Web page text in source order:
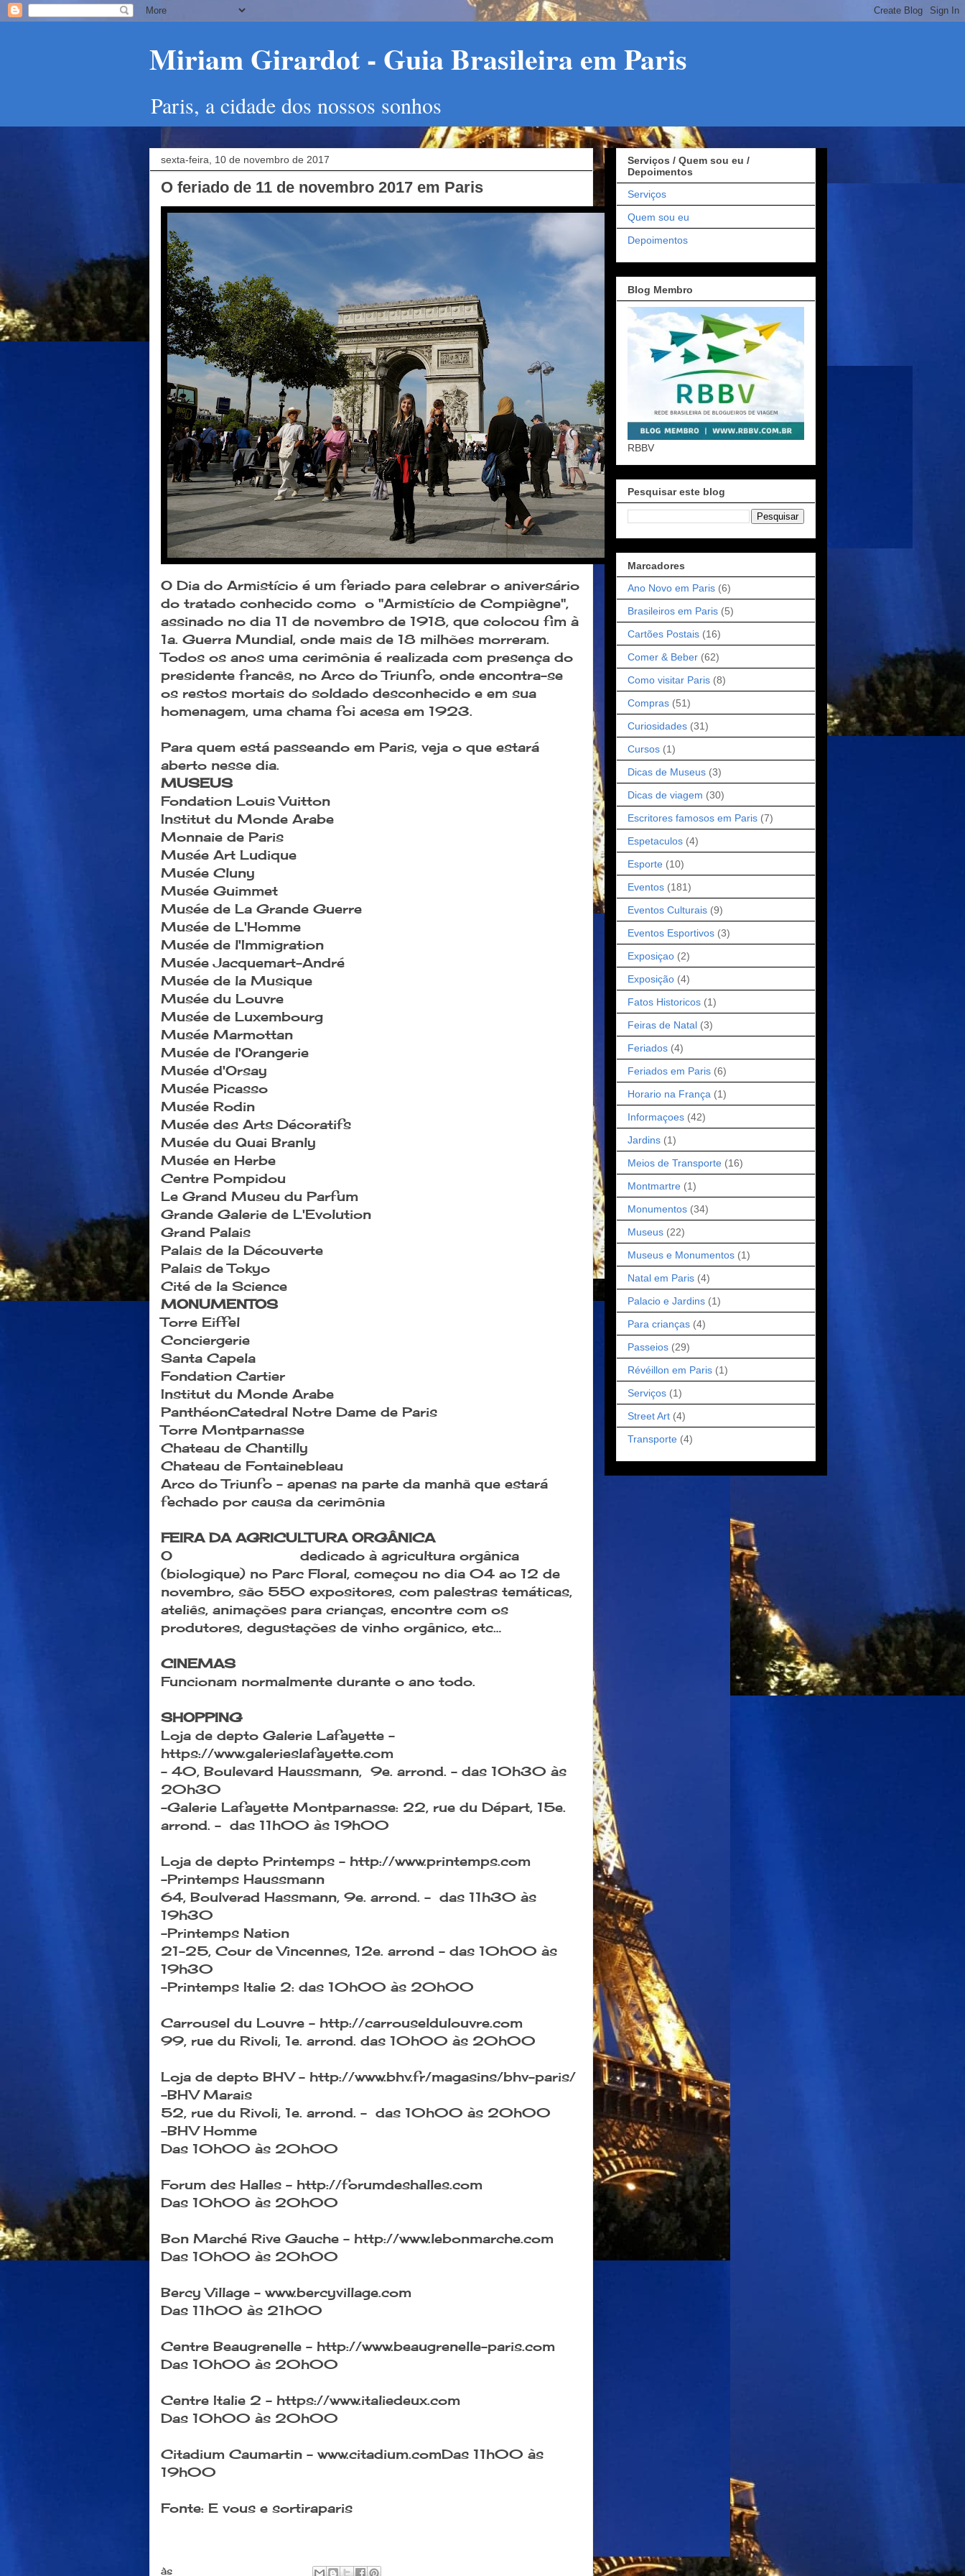
Miriam Girardot - Guia Brasileira em Paris
Paris, a cidade dos nossos sonhos
sexta-feira, 10 de novembro de 2017
O feriado de 11 de novembro 2017 em Paris
O Dia do Armistício é um feriado para celebrar o aniversário
do tratado conhecido como o "Armistício de Compiègne",
assinado no dia 11 de novembro de 1918, que colocou fim à
1a. Guerra Mundial, onde mais de 18 milhões morreram.
Todos os anos uma cerimônia é realizada com presença do
presidente francês, no Arco do Triunfo, onde encontra-se
os restos mortais do soldado desconhecido e em sua
homenagem, uma chama foi acesa em 1923.
Para quem está passeando em Paris, veja o que estará
aberto nesse dia.
MUSEUS
Fondation Louis Vuitton
Institut du Monde Arabe
Monnaie de Paris
Musée Art Ludique
Musée Cluny
Musée Guimmet
Musée de La Grande Guerre
Musée de L'Homme
Musée de l'Immigration
Musée Jacquemart-André
Musée de la Musique
Musée du Louvre
Musée de Luxembourg
Musée Marmottan
Musée de l'Orangerie
Musée d'Orsay
Musée Picasso
Musée Rodin
Musée des Arts Décoratifs
Musée du Quai Branly
Musée en Herbe
Centre Pompidou
Le Grand Museu du Parfum
Grande Galerie de L'Evolution
Grand Palais
Palais de la Découverte
Palais de Tokyo
Cité de la Science
MONUMENTOS
Torre Eiffel
Conciergerie
Santa Capela
Fondation Cartier
Institut du Monde Arabe
PanthéonCatedral Notre Dame de Paris
Torre Montparnasse
Chateau de Chantilly
Chateau de Fontainebleau
Arco do Triunfo - apenas na parte da manhã que estará
fechado por causa da cerimônia
FEIRA DA AGRICULTURA ORGÂNICA
O
dedicado à agricultura orgânica
(biologique) no Parc Floral, começou no dia 04 ao 12 de
novembro, são 550 expositores, com palestras temáticas,
ateliês, animações para crianças, encontre com os
produtores, degustações de vinho orgânico, etc…
CINEMAS
Funcionam normalmente durante o ano todo.
SHOPPING
Loja de depto Galerie Lafayette -
https://www.galerieslafayette.com
- 40, Boulevard Haussmann, 9e. arrond. - das 10h30 às
20h30
-Galerie Lafayette Montparnasse: 22, rue du Départ, 15e.
arrond. - das 11h00 às 19h00
Loja de depto Printemps - http://www.printemps.com
-Printemps Haussmann
64, Boulverad Hassmann, 9e. arrond. - das 11h30 às
19h30
-Printemps Nation
21-25, Cour de Vincennes, 12e. arrond - das 10h00 às
19h30
-Printemps Italie 2: das 10h00 às 20h00
Carrousel du Louvre - http://carrouseldulouvre.com
99, rue du Rivoli, 1e. arrond. das 10h00 às 20h00
Loja de depto BHV - http://www.bhv.fr/magasins/bhv-paris/
-BHV Marais
52, rue du Rivoli, 1e. arrond. - das 10h00 às 20h00
-BHV Homme
Das 10h00 às 20h00
Forum des Halles - http://forumdeshalles.com
Das 10h00 às 20h00
Bon Marché Rive Gauche - http://www.lebonmarche.com
Das 10h00 às 20h00
Bercy Village - www.bercyvillage.com
Das 11h00 às 21h00
Centre Beaugrenelle - http://www.beaugrenelle-paris.com
Das 10h00 às 20h00
Centre Italie 2 - https://www.italiedeux.com
Das 10h00 às 20h00
Citadium Caumartin - www.citadium.comDas 11h00 às
19h00
Fonte: E vous e sortiraparis
às
Serviços / Quem sou eu /
Depoimentos
Serviços
Quem sou eu
Depoimentos
Blog Membro
RBBV
Pesquisar este blog
Marcadores
Ano Novo em Paris (6)
Brasileiros em Paris (5)
Cartões Postais (16)
Comer & Beber (62)
Como visitar Paris (8)
Compras (51)
Curiosidades (31)
Cursos (1)
Dicas de Museus (3)
Dicas de viagem (30)
Escritores famosos em Paris (7)
Espetaculos (4)
Esporte (10)
Eventos (181)
Eventos Culturais (9)
Eventos Esportivos (3)
Exposiçao (2)
Exposição (4)
Fatos Historicos (1)
Feiras de Natal (3)
Feriados (4)
Feriados em Paris (6)
Horario na França (1)
Informaçoes (42)
Jardins (1)
Meios de Transporte (16)
Montmartre (1)
Monumentos (34)
Museus (22)
Museus e Monumentos (1)
Natal em Paris (4)
Palacio e Jardins (1)
Para crianças (4)
Passeios (29)
Révéillon em Paris (1)
Serviços (1)
Street Art (4)
Transporte (4)